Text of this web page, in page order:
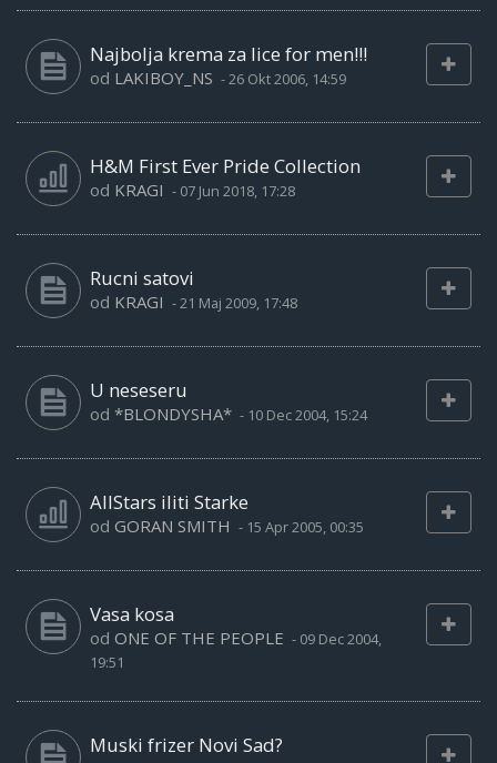
Najbolja krema za lice for men!!!
od LAKIBOY_NS -26 Okt 2006, 14:59
H&M First Ever Pride Collection
od KRAGI - 07 Jun 2018, 17:28
Rucni satovi
od KRAGI -21 Maj 2009, 17:48
U neseseru
od *BLONDYSHA* - 10 Dec 2004, 15:24
AllStars iliti Starke
od GORAN SMITH - 15 Apr 2005, 00:35
Vasa kosa
od ONE OF THE PEOPLE - 09 Dec 2004,
19:51
Muski frizer Novi Sad?